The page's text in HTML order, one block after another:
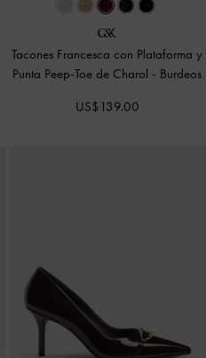
Tacones Francesca con Plataforma y
Punta Peep-Toe de Charol - Burdeos
US$139.00